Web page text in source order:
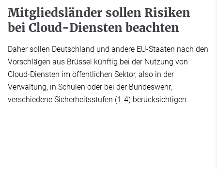
Mitgliedsländer sollen Risiken
bei Cloud-Diensten beachten
Daher sollen Deutschland und andere EU-Staaten nach den
Vorschlägen aus Brüssel künftig bei der Nutzung von
Cloud-Diensten im öffentlichen Sektor, also in der
Verwaltung, in Schulen oder bei der Bundeswehr,
verschiedene Sicherheitsstufen (1-4) berücksichtigen.